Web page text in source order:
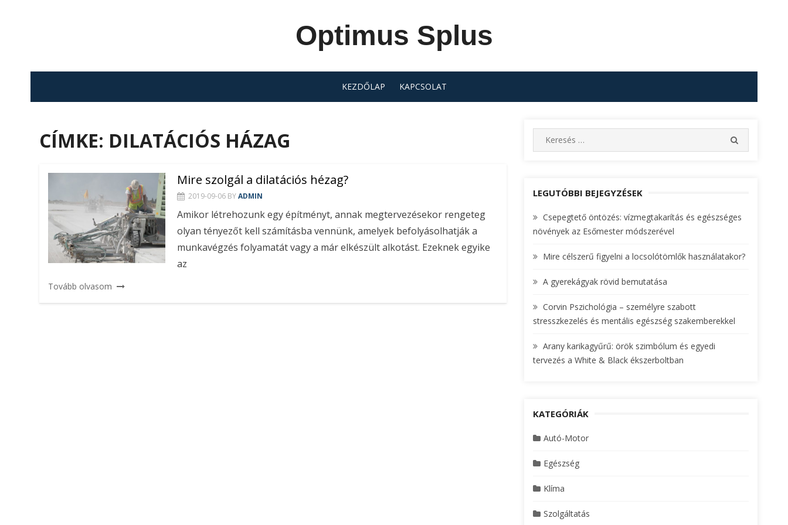
Optimus Splus
KEZDŐLAP KAPCSOLAT
CÍMKE: DILATÁCIÓS HÁZAG
Mire szolgál a dilatációs hézag?
2019-09-06 BYADMIN
Amikor létrehozunk egy építményt, annak megtervezésekor rengeteg
olyan tényezőt kell számításba vennünk, amelyek befolyásolhatják a
munkavégzés folyamatát vagy a már elkészült alkotást. Ezeknek egyike
az
Tovább olvasom
e
c
f
o
:
E
LEGUTÓBBI BEJEGYZÉSEK
Csepegtető öntözés: vízmegtakarítás és egészséges
növények az Esőmester módszerével
Mire célszerű figyelni a locsolótömlők használatakor?
A gyerekágyak rövid bemutatása
Corvin Pszichológia – személyre szabott
stresszkezelés és mentális egészség szakemberekkel
Arany karikagyűrű: örök szimbólum és egyedi
tervezés a White & Black ékszerboltban
KATEGÓRIÁK
Autó-Motor
Egészség
Klíma
Szolgáltatás